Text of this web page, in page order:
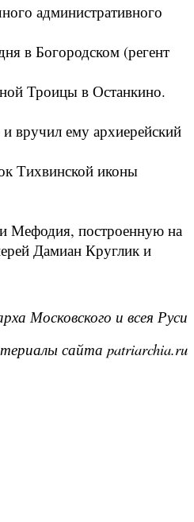
административного
в Богородском (регент
Троицы в Останкино.
вручил ему архиерейский
Тихвинской иконы
Мефодия, построенную на
Дамиан Круглик и
Московского и всея Руси
сайта patriarchia.ru